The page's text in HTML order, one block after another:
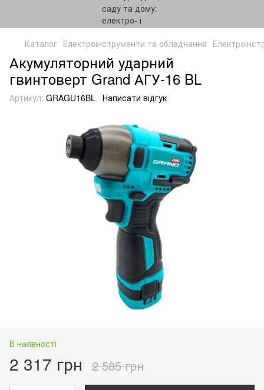
Каталог Електроінструменти та обладнання
Акумуляторний ударний
гвинтоверт Grand АГУ-16 BL
Артикул: GRAGU16BL Написати відгук
В наявності
2 317 грн 2 585 грн